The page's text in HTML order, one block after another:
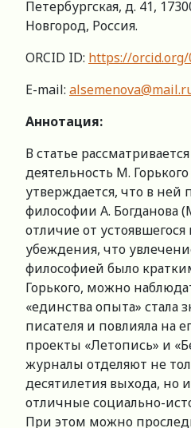
Петербургская, д. 41,
Новгород, Россия.
ORCID ID: https://orcid.org/
E-mail:
Аннотация:
В статье
деятельность М. Горького
утверждается, что в ней
философии А. Богданова
отличие от
убеждения, что
философией было
Горького, можно
«единства опыта» стала
писателя и повлияла на
проекты «Летопись» и
журналы отделяют не
десятилетия выхода, но
отличные социально-
При этом можно